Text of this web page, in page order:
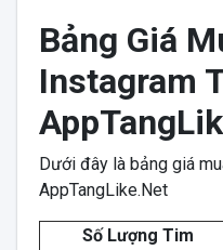
Bảng Giá
Instagram
Dưới đây là bảng giá
AppTangLike.Net
Số Lượng Tim